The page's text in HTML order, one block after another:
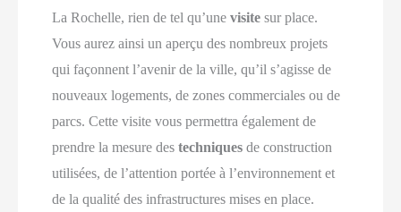
La Rochelle, rien de tel qu’unevisite sur place.
Vous aurez ainsi un aperçu des nombreux projets
qui façonnent l’avenir de la ville, qu’il s’agisse de
nouveaux logements, de zones commerciales ou de
parcs. Cette visite vous permettra également de
prendre la mesure destechniques de construction
utilisées, de l’attention portée à l’environnement et
de la qualité des infrastructures mises en place.